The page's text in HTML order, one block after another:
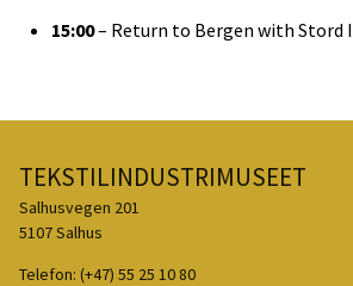
15:00– Return to Bergen with Stord I
TEKSTILINDUSTRIMUSEET
Salhusvegen 201
5107 Salhus
Telefon: (+47) 55 25 10 80